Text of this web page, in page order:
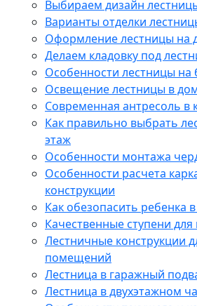
Выбираем дизайн
Варианты отделки
Оформление лестницы на
Делаем кладовку под
Особенности лестницы на
Освещение лестницы в
Современная антресоль в
Как правильно выбрать
этаж
Особенности монтажа
Особенности расчета
конструкции
Как обезопасить ребенка
Качественные ступени
Лестничные конструкции
помещений
Лестница в гаражный
Лестница в двухэтажном